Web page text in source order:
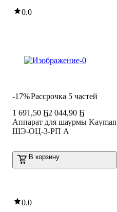
0.0
-17%Рассрочка 5 частей
1 691 ,50 Ҕ2 044,90 Ҕ
Аппарат для шаурмы Kayman
ШЭ-ОЦ-3-РП А
В корзину
0.0